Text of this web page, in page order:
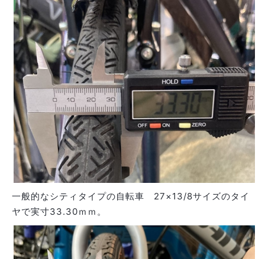
一般的なシティタイプの自転車 27×13/8サイズのタイ
ヤで実寸33.30ｍｍ。